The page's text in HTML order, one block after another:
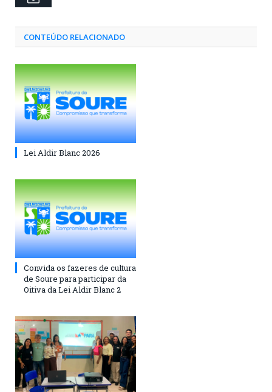
CONTEÚDO RELACIONADO
Lei Aldir Blanc 2026
Convida os fazeres de cultura
de Soure para participar da
Oitiva da Lei Aldir Blanc 2